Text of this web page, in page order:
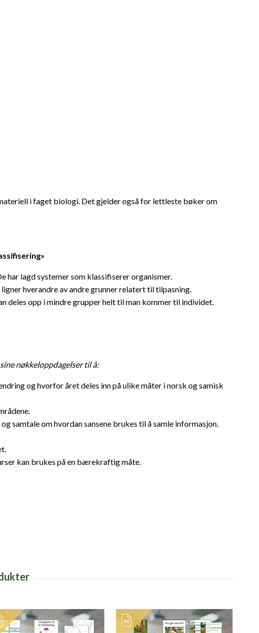
i faget biologi. Det gjelder også for lettleste bøker om
har lagd systemer som klassifiserer organismer.
hverandre av andre grunner relatert til tilpasning.
deles opp i mindre grupper helt til man kommer til individet.
nøkkeloppdagelser til å:
og hvorfor året deles inn på ulike måter i norsk og samisk
samtale om hvordan sansene brukes til å samle informasjon.
kan brukes på en bærekraftig måte.